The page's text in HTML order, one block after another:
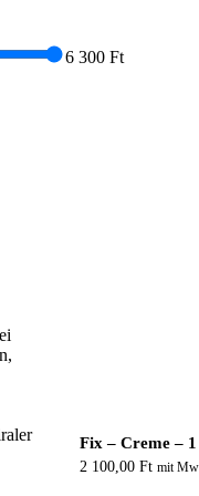
6 300 Ft
Fix – Creme – 1
2 100,00 Ft mit